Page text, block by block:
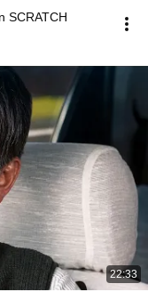
SCRATCH
22:33